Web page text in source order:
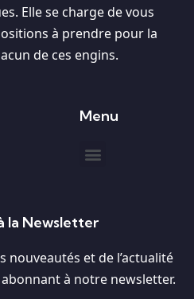
Elle se charge de vous
à prendre pour la
de ces engins.
Menu
la Newsletter
nouveautés et de l’actualité
à notre newsletter.